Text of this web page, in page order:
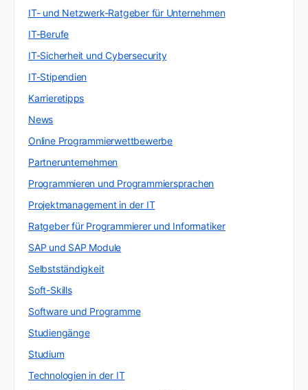
IT- und Netzwerk-Ratgeber für Unternehmen
IT-Berufe
IT-Sicherheit und Cybersecurity
IT-Stipendien
Karrieretipps
News
Online Programmierwettbewerbe
Partnerunternehmen
Programmieren und Programmiersprachen
Projektmanagement in der IT
Ratgeber für Programmierer und Informatiker
SAP und SAP Module
Selbstständigkeit
Soft-Skills
Software und Programme
Studiengänge
Studium
Technologien in der IT